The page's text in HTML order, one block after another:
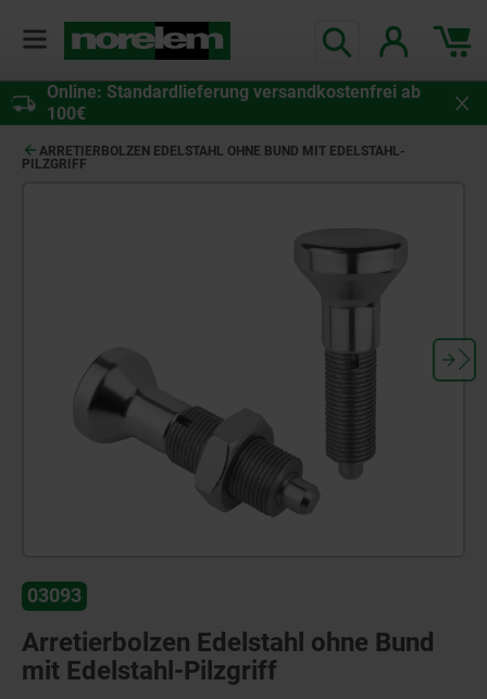
Online: Standardlieferung versandkostenfrei ab
100€
ARRETIERBOLZEN EDELSTAHL OHNE BUND MIT EDELSTAHL-
PILZGRIFF
03093
Arretierbolzen Edelstahl ohne Bund
mit Edelstahl-Pilzgriff